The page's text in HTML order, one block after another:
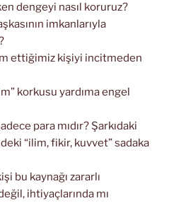
dengeyi nasıl koruruz?
imkanlarıyla
ettiğimiz kişiyi incitmeden
korkusu yardıma engel
para mıdır? Şarkıdaki
“ilim, fikir, kuvvet” sadaka
bu kaynağı zararlı
ihtiyaçlarında mı